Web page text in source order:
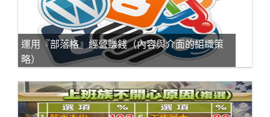
運用『部落格』經營賺錢（內容與介面的組織策
略）